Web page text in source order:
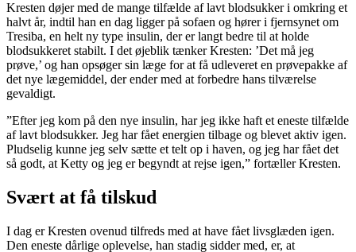
Kresten døjer med de mange tilfælde af lavt blodsukker i omkring et
halvt år, indtil han en dag ligger på sofaen og hører i fjernsynet om
Tresiba, en helt ny type insulin, der er langt bedre til at holde
blodsukkeret stabilt. I det øjeblik tænker Kresten: ’Det må jeg
prøve,’ og han opsøger sin læge for at få udleveret en prøvepakke af
det nye lægemiddel, der ender med at forbedre hans tilværelse
gevaldigt.
”Efter jeg kom på den nye insulin, har jeg ikke haft et eneste tilfælde
af lavt blodsukker. Jeg har fået energien tilbage og blevet aktiv igen.
Pludselig kunne jeg selv sætte et telt op i haven, og jeg har fået det
så godt, at Ketty og jeg er begyndt at rejse igen,” fortæller Kresten.
Svært at få tilskud
I dag er Kresten ovenud tilfreds med at have fået livsglæden igen.
Den eneste dårlige oplevelse, han stadig sidder med, er, at